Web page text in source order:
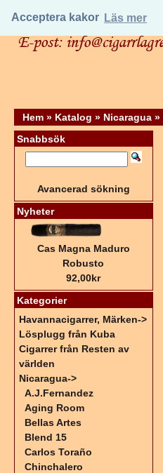
Acceptera kakor Läs mer
Hem » Katalog » Nicaragua »
Snabbsök
Avancerad sökning
Nyheter
Cas Magna Maduro
Robusto
92,00kr
Kategorier
Havannacigarrer, Märken->
Lösplugg från Kuba
Cigarrer från Resten av
världen
Nicaragua->
A.J.Fernandez
Aging Room
Bellas Artes
Blend 15
Carlos Toraño
Chinchalero